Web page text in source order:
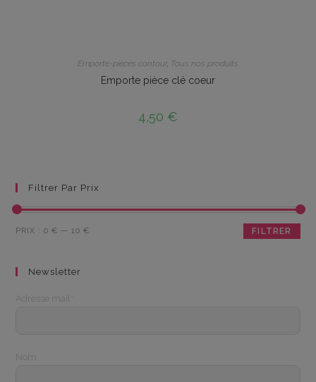
Emporte-pièces contour, Tous nos produits
Emporte pièce clé coeur
4,50 €
Filtrer Par Prix
Prix
Prix
FILTRER
PRIX :0 € —10 €
Newsletter
Adresse mail*
Nom